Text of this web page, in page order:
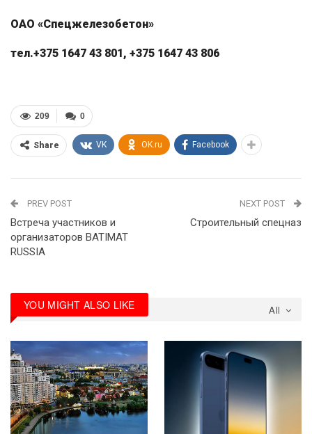
ОАО «Спецжелезобетон»
тел.+375 1647 43 801, +375 1647 43 806
0
209
Share VK OK.ru Facebook
PREV POST
Встреча участников и
организаторов BATIMAT
RUSSIA
NEXT POST
Строительный спецназ
All
YOU MIGHT ALSO LIKE